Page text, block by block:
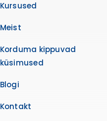
Kursused
Meist
Korduma kippuvad
küsimused
Blogi
Kontakt